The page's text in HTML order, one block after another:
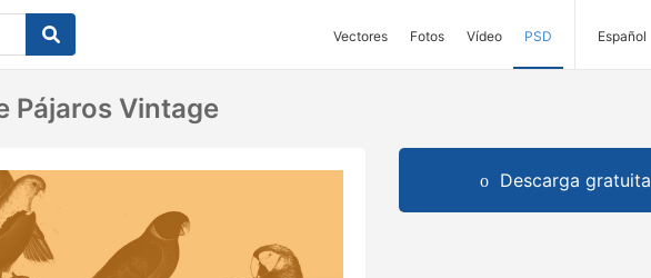
Vectores Fotos Vídeo PSD Español
Pájaros Vintage
Descarga gratuita